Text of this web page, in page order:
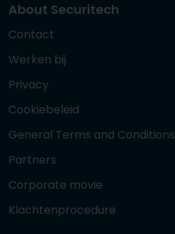
About Securitech
Contact
Werken bij
Privacy
Cookiebeleid
General Terms and Conditions
Partners
Corporate movie
Klachtenprocedure